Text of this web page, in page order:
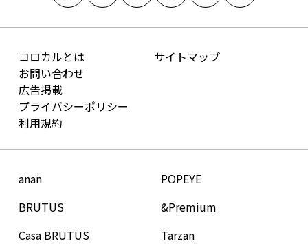
コロカルとは
お問い合わせ
広告掲載
プライバシーポリシー
利用規約
サイトマップ
anan
BRUTUS
Casa BRUTUS
POPEYE
&Premium
Tarzan